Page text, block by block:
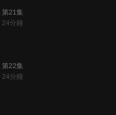
第21集
24分鐘
第22集
24分鐘